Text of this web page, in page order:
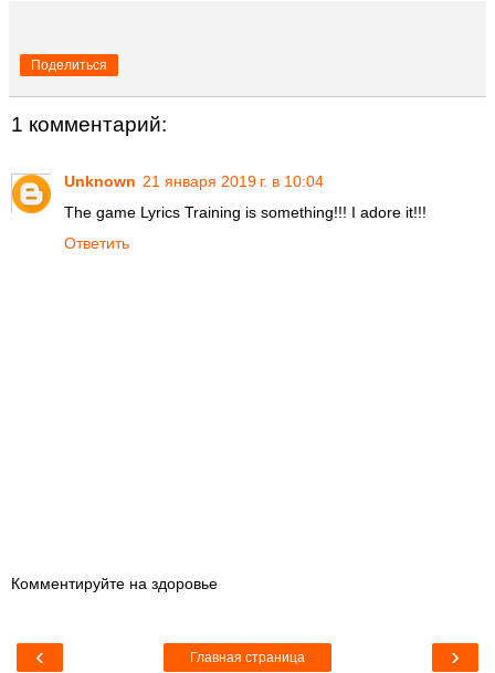
Поделиться
1 комментарий:
Unknown 21 января 2019 г. в 10:04
The game Lyrics Training is something!!! I adore it!!!
Ответить
Комментируйте на здоровье
‹ ›
Главная страница